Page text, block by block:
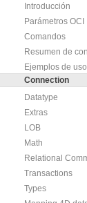
Introducción
Parámetros OCI
Comandos
Resumen de
Ejemplos de uso
Connection
Datatype
Extras
LOB
Math
Relational
Transactions
Types